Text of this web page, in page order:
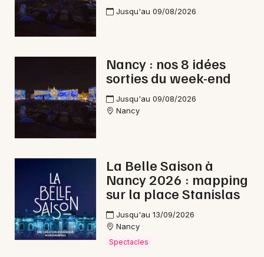
Opéra en Meurthe-et-Moselle
Opéra dans le Grand Est
Artistes en tournée
Actus à Val de Briey
Magazine à Val de Briey
Jusqu'au 09/08/2026
Nancy : nos 8 idées
sorties du week-end
Jusqu'au 09/08/2026
Nancy
La Belle Saison à
Nancy 2026 : mapping
sur la place Stanislas
Jusqu'au 13/09/2026
Nancy
Spectacles